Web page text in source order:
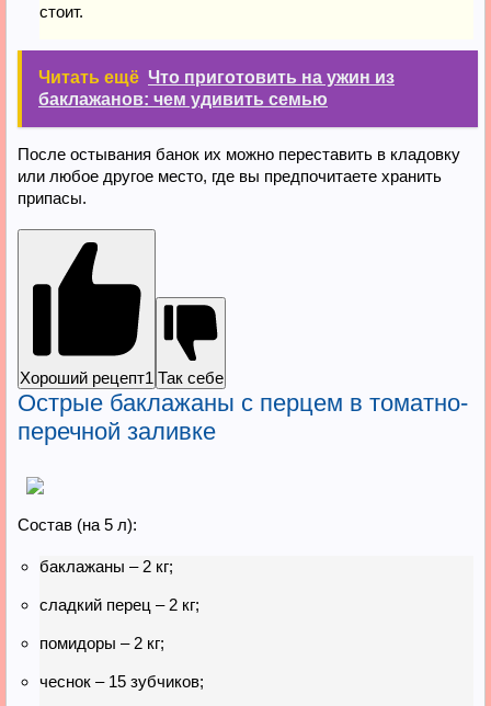
стоит.
Читать ещё Что приготовить на ужин из
баклажанов: чем удивить семью
После остывания банок их можно переставить в кладовку
или любое другое место, где вы предпочитаете хранить
припасы.
Хороший рецепт1 Так себе
Острые баклажаны с перцем в томатно-
перечной заливке
Состав (на 5 л):
баклажаны – 2 кг;
сладкий перец – 2 кг;
помидоры – 2 кг;
чеснок – 15 зубчиков;